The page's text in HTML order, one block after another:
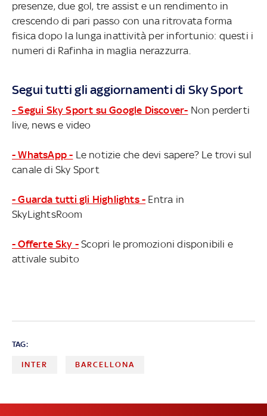
presenze, due gol, tre assist e un rendimento in
crescendo di pari passo con una ritrovata forma
fisica dopo la lunga inattività per infortunio: questi i
numeri di Rafinha in maglia nerazzurra.
Segui tutti gli aggiornamenti di Sky Sport
- Segui Sky Sport su Google Discover- Non perderti
live, news e video
- WhatsApp - Le notizie che devi sapere? Le trovi sul
canale di Sky Sport
- Guarda tutti gli Highlights - Entra in
SkyLightsRoom
- Offerte Sky - Scopri le promozioni disponibili e
attivale subito
TAG:
INTER BARCELLONA